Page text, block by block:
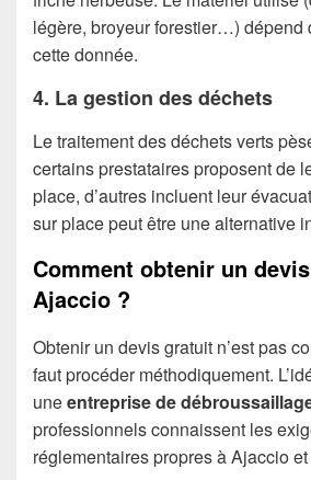
légère, broyeur forestier…) dépend
cette donnée.
4. La gestion des déchets
Le traitement des déchets verts
certains prestataires proposent de
place, d’autres incluent leur
sur place peut être une alternative
Comment obtenir un
Ajaccio ?
Obtenir un devis gratuit n’est pas
faut procéder méthodiquement.
uneentreprise de
professionnels connaissent les
réglementaires propres à Ajaccio